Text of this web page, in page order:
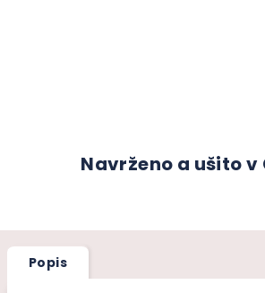
Navrženo a ušito v
Popis